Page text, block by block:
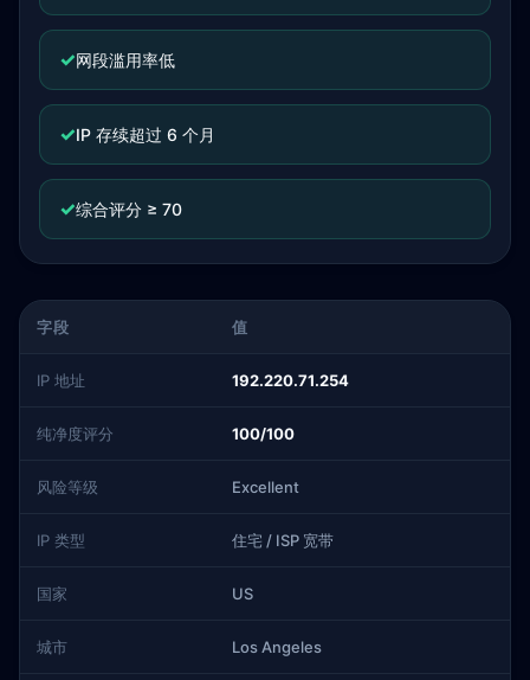
✓网段滥用率低
✓IP 存续超过 6 个月
✓综合评分 ≥ 70
字段 值
IP 地址 192.220.71.254
纯净度评分 100/100
风险等级 Excellent
IP 类型 住宅 / ISP 宽带
国家 US
城市 Los Angeles